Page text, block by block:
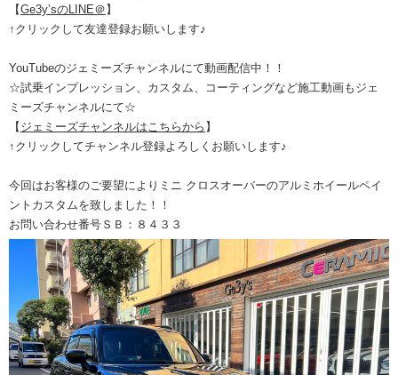
【Ge3y’sのLINE＠ 】
↑クリックして友達登録お願いします♪
YouTubeのジェミーズチャンネルにて動画配信中！！
☆試乗インプレッション、カスタム、コーティングなど施工動画もジェ
ミーズチャンネルにて☆
【 ジェミーズチャンネルはこちらから 】
↑クリックしてチャンネル登録よろしくお願いします♪
今回はお客様のご要望によりミニ クロスオーバーのアルミホイールペイ
ントカスタムを致しました！！
お問い合わせ番号ＳＢ：８４３３